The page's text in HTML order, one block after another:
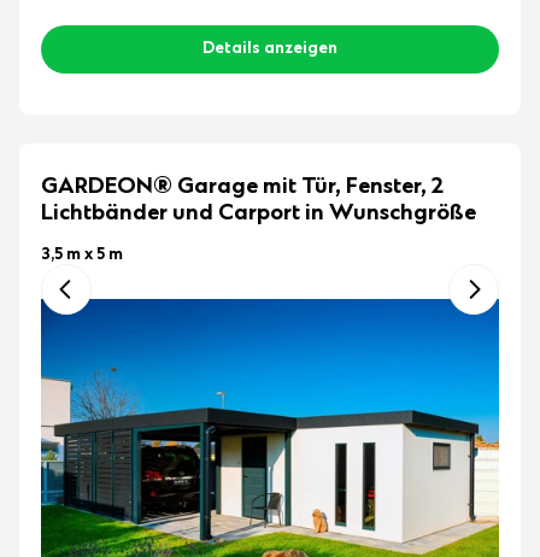
Details anzeigen
GARDEON® Garage mit Tür, Fenster, 2
Lichtbänder und Carport in Wunschgröße
3,5 m x 5 m